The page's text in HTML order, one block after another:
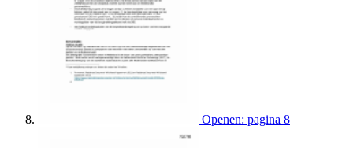
Openen: pagina 8